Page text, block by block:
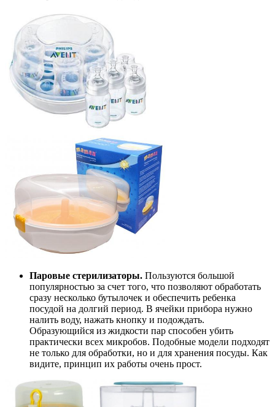
Паровые стерилизаторы. Пользуются большой
популярностью за счет того, что позволяют обработать
сразу несколько бутылочек и обеспечить ребенка
посудой на долгий период. В ячейки прибора нужно
налить воду, нажать кнопку и подождать.
Образующийся из жидкости пар способен убить
практически всех микробов. Подобные модели подходят
не только для обработки, но и для хранения посуды. Как
видите, принцип их работы очень прост.